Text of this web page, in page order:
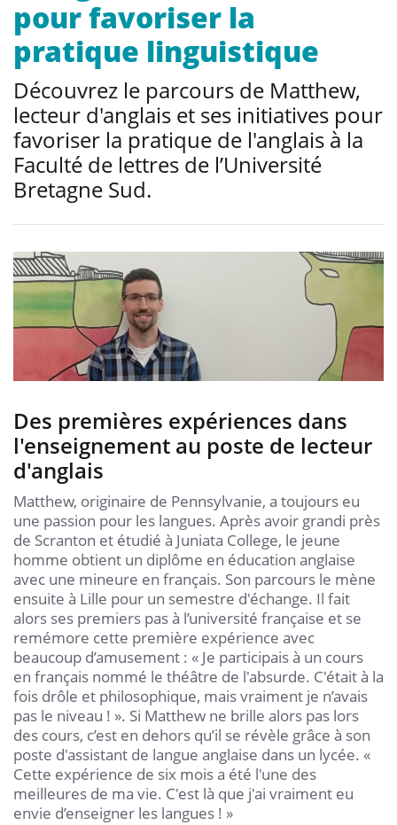
pour favoriser la
pratique linguistique
Découvrez le parcours de Matthew,
lecteur d'anglais et ses initiatives pour
favoriser la pratique de l'anglais à la
Faculté de lettres de l’Université
Bretagne Sud.
Des premières expériences dans
l'enseignement au poste de lecteur
d'anglais
Matthew, originaire de Pennsylvanie, a toujours eu
une passion pour les langues. Après avoir grandi près
de Scranton et étudié à Juniata College, le jeune
homme obtient un diplôme en éducation anglaise
avec une mineure en français. Son parcours le mène
ensuite à Lille pour un semestre d'échange. Il fait
alors ses premiers pas à l’université française et se
remémore cette première expérience avec
beaucoup d’amusement : « Je participais à un cours
en français nommé le théâtre de l'absurde. C'était à la
fois drôle et philosophique, mais vraiment je n’avais
pas le niveau ! ». Si Matthew ne brille alors pas lors
des cours, c’est en dehors qu’il se révèle grâce à son
poste d'assistant de langue anglaise dans un lycée. «
Cette expérience de six mois a été l'une des
meilleures de ma vie. C'est là que j'ai vraiment eu
envie d’enseigner les langues ! »